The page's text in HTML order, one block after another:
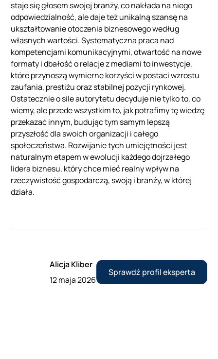
staje się głosem swojej branży, co nakłada na niego
odpowiedzialność, ale daje też unikalną szansę na
ukształtowanie otoczenia biznesowego według
własnych wartości. Systematyczna praca nad
kompetencjami komunikacyjnymi, otwartość na nowe
formaty i dbałość o relacje z mediami to inwestycje,
które przynoszą wymierne korzyści w postaci wzrostu
zaufania, prestiżu oraz stabilnej pozycji rynkowej.
Ostatecznie o sile autorytetu decyduje nie tylko to, co
wiemy, ale przede wszystkim to, jak potrafimy tę wiedzę
przekazać innym, budując tym samym lepszą
przyszłość dla swoich organizacji i całego
społeczeństwa. Rozwijanie tych umiejętności jest
naturalnym etapem w ewolucji każdego dojrzałego
lidera biznesu, który chce mieć realny wpływ na
rzeczywistość gospodarczą, swoją i branży, w której
działa.
Alicja Kliber
12 maja 2026
Sprawdź profil eksperta